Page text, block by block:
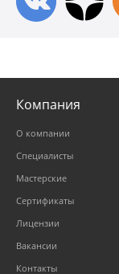
Компания
О компании
Специалисты
Мастерские
Сертификаты
Лицензии
Вакансии
Контакты